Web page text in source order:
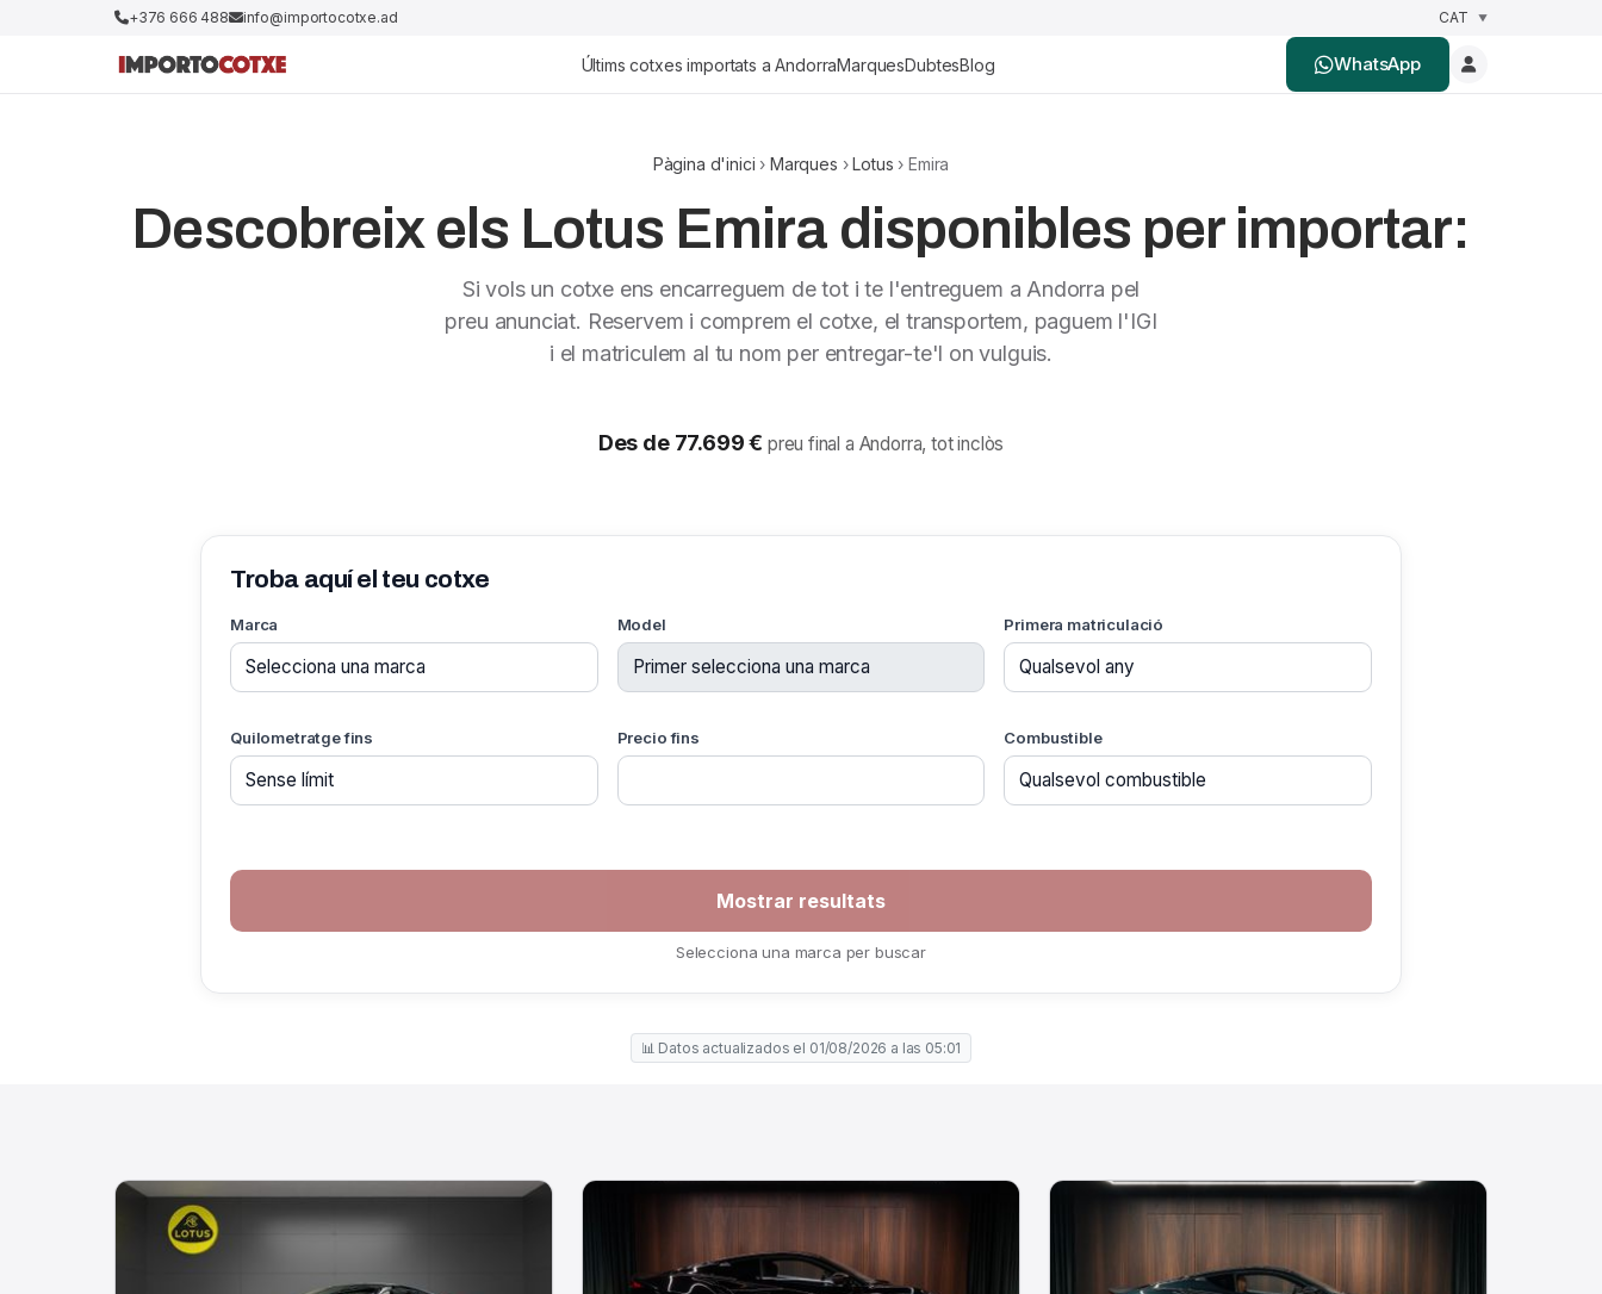
+376 666 488 info@importocotxe.ad
Últims cotxes importats a AndorraMarquesDubtesBlog WhatsApp
Pàgina d'inici › Marques ›Lotus › Emira
Descobreix els Lotus Emira disponibles per importar:
Si vols un cotxe ens encarreguem de tot i te l'entreguem a Andorra pel
preu anunciat. Reservem i comprem el cotxe, el transportem, paguem l'IGI
i el matriculem al tu nom per entregar-te'l on vulguis.
Des de 77.699 € preu final a Andorra, tot inclòs
Troba aquí el teu cotxe
Marca Model Primera matriculació
Quilometratge fins Precio fins Combustible
Selecciona una marca per buscar
📊 Datos actualizados el 01/08/2026 a las 05:01